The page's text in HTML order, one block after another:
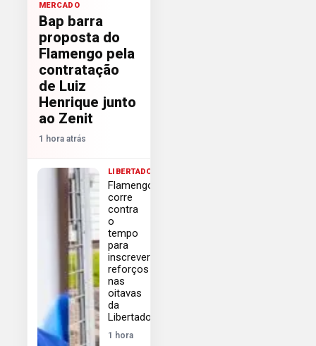
MERCADO
Bap barra
proposta do
Flamengo pela
contratação
de Luiz
Henrique junto
ao Zenit
1 hora atrás
LIBERTADORES
Flamengo
corre
contra
o
tempo
para
inscrever
reforços
nas
oitavas
da
Libertadores
1 hora